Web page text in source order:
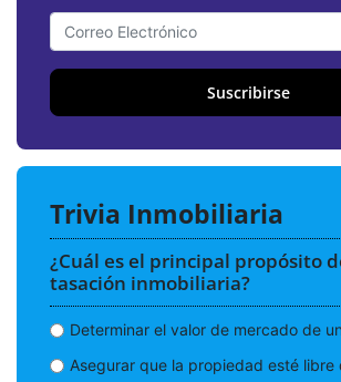
Suscribirse
Trivia Inmobiliaria
¿Cuál es el principal propósito
tasación inmobiliaria?
Determinar el valor de mercado de
Asegurar que la propiedad esté libre